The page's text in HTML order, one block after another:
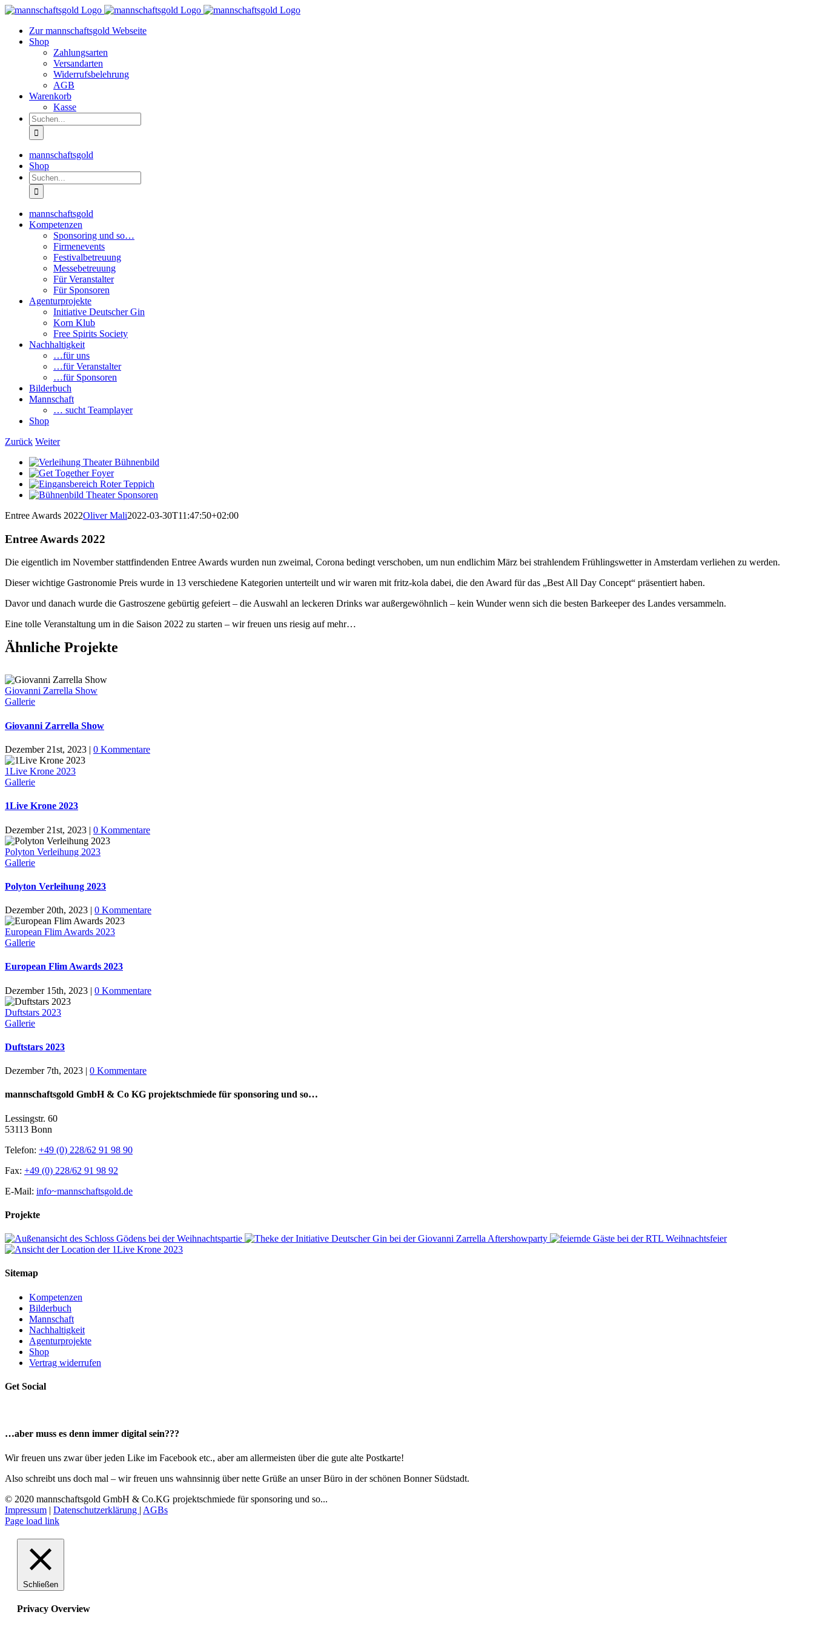
Zum
springenZur mannschaftsgold Webseite
Shop
Zahlungsarten
Versandarten
Widerrufsbelehrung
AGB
Warenkorb
Kasse
Suche
nach:
mannschaftsgold
Shop
Suche
nach:
mannschaftsgold
Kompetenzen
Sponsoring und so…
Firmenevents
Festivalbetreuung
Messebetreuung
Für Veranstalter
Für Sponsoren
Agenturprojekte
Initiative Deutscher Gin
Korn Klub
Free Spirits Society
Nachhaltigkeit
…für uns
…für Veranstalter
…für Sponsoren
Bilderbuch
Mannschaft
… sucht Teamplayer
Shop
Zurück Weiter
View
Larger
Image
View
Larger
Image
View
Larger
View
Image
Entree Awards 2022Oliver Mali2022-03-30T11:47:50+02:00
Entree Awards 2022
Die eigentlich im November stattfindenden Entree Awards wurden nun zweimal, Corona bedingt verschoben, um nun endlichim März bei strahlendem Frühlingswetter in Amsterdam verliehen zu werden.
Dieser wichtige Gastronomie Preis wurde in 13 verschiedene Kategorien unterteilt und wir waren mit fritz-kola dabei, die den Award für das „Best All Day Concept“ präsentiert haben.
Davor und danach wurde die Gastroszene gebürtig gefeiert – die Auswahl an leckeren Drinks war außergewöhnlich – kein Wunder wenn sich die besten Barkeeper des Landes versammeln.
Eine tolle Veranstaltung um in die Saison 2022 zu starten – wir freuen uns riesig auf mehr…
Ähnliche Projekte
Giovanni Zarrella Show
Gallerie
Giovanni Zarrella Show
Dezember 21st, 2023 | 0 Kommentare
1Live Krone 2023
Gallerie
1Live Krone 2023
Dezember 21st, 2023 | 0 Kommentare
Polyton Verleihung 2023
Gallerie
Polyton Verleihung 2023
Dezember 20th, 2023 | 0 Kommentare
European Flim Awards 2023
Gallerie
European Flim Awards 2023
Dezember 15th, 2023 | 0 Kommentare
Duftstars 2023
Gallerie
Duftstars 2023
Dezember 7th, 2023 | 0 Kommentare
mannschaftsgold GmbH & Co KG projektschmiede für sponsoring und so…
Lessingstr. 60
53113 Bonn
Telefon: +49 (0) 228/62 91 98 90
Fax: +49 (0) 228/62 91 98 92
E-Mail: info~mannschaftsgold.de
Projekte
Sitemap
Kompetenzen
Bilderbuch
Mannschaft
Nachhaltigkeit
Agenturprojekte
Shop
Vertrag widerrufen
Get Social
…aber muss es denn immer digital sein???
Wir freuen uns zwar über jeden Like im Facebook etc., aber am allermeisten über die gute alte Postkarte!
Also schreibt uns doch mal – wir freuen uns wahnsinnig über nette Grüße an unser Büro in der schönen Bonner Südstadt.
© 2020 mannschaftsgold GmbH & Co.KG projektschmiede für sponsoring und so...
Impressum | Datenschutzerklärung | AGBs
Facebook
Instagram
LinkedIn
E-
Page load link
Schließen
Privacy Overview